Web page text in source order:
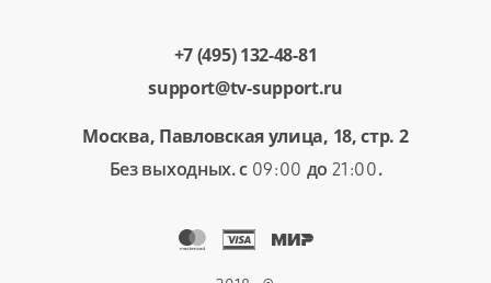
+7 (495) 132-48-81
support@tv-support.ru
Москва, Павловская улица, 18, стр. 2
Без выходных. с 09:00 до 21:00.